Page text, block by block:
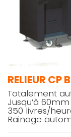
RELIEUR CP
Totalement
Jusqu’à
350 livres/
Rainage